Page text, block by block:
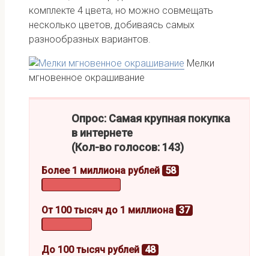
комплекте 4 цвета, но можно совмещать
несколько цветов, добиваясь самых
разнообразных вариантов.
Мелки
мгновенное окрашивание
Опрос: Самая крупная покупка
в интернете
(Кол-во голосов: 143)
Более 1 миллиона рублей 58
От 100 тысяч до 1 миллиона 37
До 100 тысяч рублей 48